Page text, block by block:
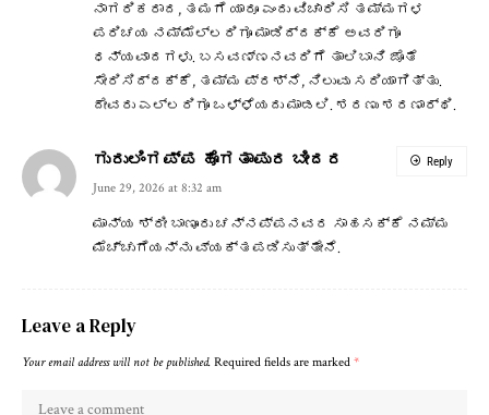
ನಾಗರಿಕರಾದ, ತಮಗೆ ಯಾರೂ ಎಂದು ವಿಚಾರಿಸಿ ತಮ್ಮಗಳ
ಪರಿಚಯ ನಮ್ಮೆಲ್ಲರಿಗೂ ಮಾಡಿದ್ದಕ್ಕೆ ಅವರಿಗೂ
ಧನ್ಯವಾದಗಳು. ಬಸವಣ್ಣನವರಿಗೆ ತಾಲಿಬಾನಿ ಜೊತೆ
ಸೇರಿಸಿದ್ದಕ್ಕೆ, ತಮ್ಮ ಪ್ರಶ್ನೆ, ನಿಲುವು ಸರಿಯಾಗಿತ್ತು.
ದೇವರು ಎಲ್ಲರಿಗೂ ಒಳ್ಳೆಯದು ಮಾಡಲಿ. ಶರಣು ಶರಣಾರ್ಥಿ.
ಗುರುಲಿಂಗಪ್ಪ ಹೊಗತಾಪುರ ಬೀದರ
June 29, 2026 at 8:32 am
ಮಾನ್ಯ ಶ್ರೀ ಬಾಣೂರು ಚನ್ನಪ್ಪನವರ ಸಾಹಸಕ್ಕೆ ನಮ್ಮ
ಮೆಚ್ಚುಗೆಯನ್ನು ವ್ಯಕ್ತಪಡಿಸುತ್ತೇನೆ.
Reply
Leave a Reply
Your email address will not be published. Required fields are marked *